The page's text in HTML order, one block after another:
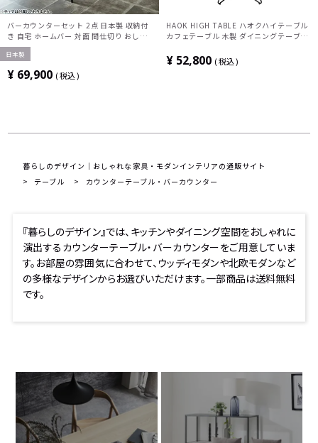
バーカウンターセット 2点 日本製 収納付
き 自宅 ホームバー 対面 間仕切り おしゃ
れ ナチュラルモダン ダイニング キッチン
(幅150cm カウンターテーブル×1 コー
ナーカウンター×1)
日本製
¥ 69,900 税込
HAOK HIGH TABLE ハオクハイテーブル
カフェテーブル 木製 ダイニングテーブル
ウトドア 幅600×奥行600×高さ
1050mm
¥ 52,800 税込
暮らしのデザイン｜おしゃれな家具・モダンインテリアの通販サイト
テーブル
カウンターテーブル・バーカウンター
『暮らしのデザイン』では、キッチンやダイニング空間をおしゃれに
演出するカウンターテーブル・バーカウンターをご用意していま
す。お部屋の雰囲気に合わせて、ウッディモダンや北欧モダンなど
の多様なデザインからお選びいただけます。一部商品は送料無料
です。